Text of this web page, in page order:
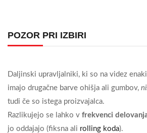
POZOR PRI IZBIRI
Daljinski upravljalniki, ki so na videz
imajo drugačne barve ohišja ali gumbov,
tudi če so istega proizvajalca.
Razlikujejo se lahko v frekvenci
jo oddajajo (fiksna ali rolling koda).